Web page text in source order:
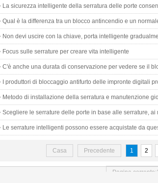
La sicurezza intelligente della serratura delle porte
indipendent
Qual è la differenza tra un blocco antincendio e un
do
Non devi uscire con la chiave, porta intelligente
Focus sulle serrature per creare vita intelligente
C'è anche una durata di conservazione per vedere se il
I produttori di bloccaggio antifurto delle impronte digitali
Metodo di installazione della serratura e manutenzione
Scegliere le serrature delle porte in base alle serrature,
Le serrature intelligenti possono essere acquistate da
Casa Precedente 1 2
Pagina